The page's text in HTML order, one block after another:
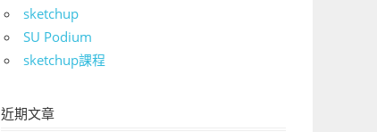
sketchup
SU Podium
sketchup課程
近期文章